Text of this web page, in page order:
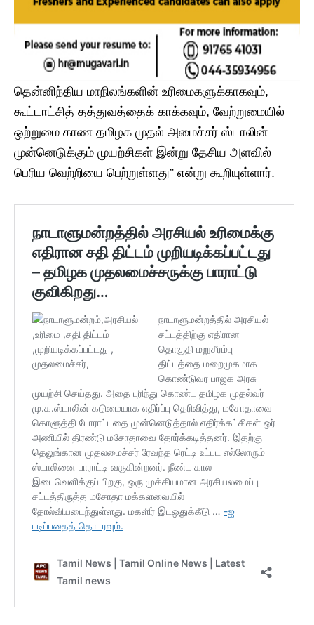
தென்னிந்திய மாநிலங்களின் உரிமைகளுக்காகவும்,
கூட்டாட்சித் தத்துவத்தைக் காக்கவும், வேற்றுமையில்
ஒற்றுமை காண தமிழக முதல் அமைச்சர் ஸ்டாலின்
முன்னெடுக்கும் முயற்சிகள் இன்று தேசிய அளவில்
பெரிய வெற்றியை பெற்றுள்ளது” என்று கூறியுள்ளார்.